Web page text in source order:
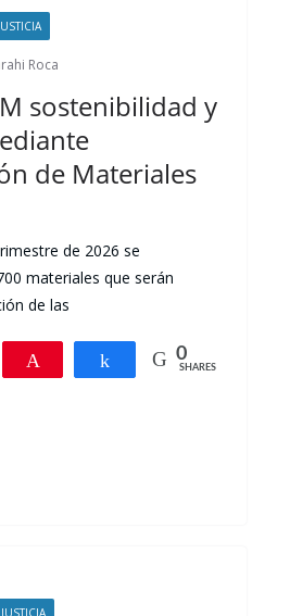
Roca
sostenibilidad y
de Materiales
de 2026 se
materiales que serán
de las
Share 0
SHARES